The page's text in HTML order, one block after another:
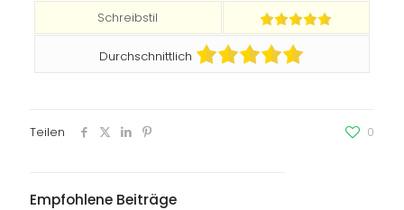
Schreibstil
Durchschnittlich
Teilen 0
Empfohlene Beiträge